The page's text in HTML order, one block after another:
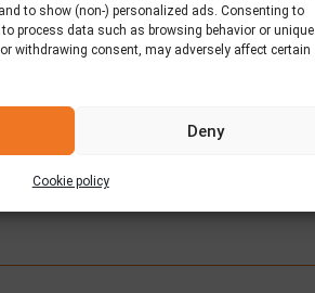
to show (non-) personalized ads. Consenting to
process data such as browsing behavior or unique
withdrawing consent, may adversely affect certain
Deny
Cookie policy
пресен лук, копър, сол и зехтин.